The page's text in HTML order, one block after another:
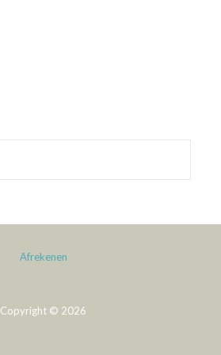
Afrekenen
Copyright © 2026